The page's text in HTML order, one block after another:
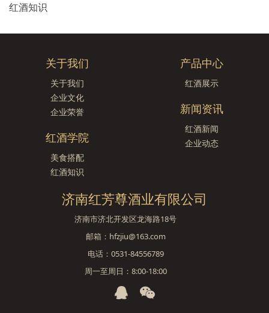
红酒知识
关于我们
关于我们
企业文化
企业荣誉
产品中心
红酒展示
新闻资讯
红酒新闻
企业动态
红酒学院
美食搭配
红酒知识
济南红芳尊酒业有限公司
济南市济北开发区龙海路18号
邮箱：hfzjiu@163.com
电话：0531-84556789
周一至周日：8:00-18:00